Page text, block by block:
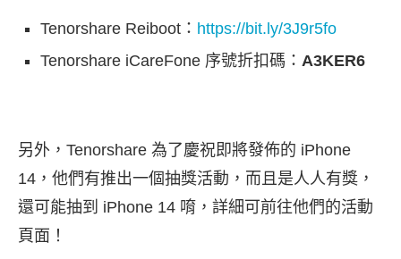
Tenorshare Reiboot： https://bit.ly/3J9r5fo
Tenorshare iCareFone 序號折扣碼： A3KER6
另外，Tenorshare 為了慶祝即將發佈的 iPhone
14，他們有推出一個抽獎活動，而且是人人有獎，
還可能抽到 iPhone 14 唷，詳細可前往他們的活動
頁面！